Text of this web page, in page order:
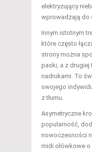
elektryzujący
wprowadzają do
Innym istotnym
które często
strony można
paski, a z drugiej
nadrukami. To
swojego
z tłumu.
Asymetryczne
popularność,
nowoczesności
midi ołówkowe